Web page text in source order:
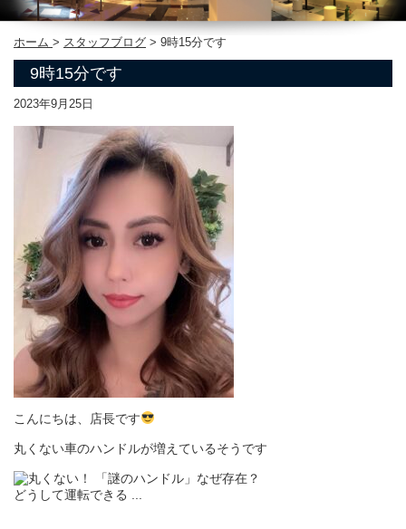
ホーム > スタッフブログ > 9時15分です
9時15分です
2023年9月25日
こんにちは、店長です
丸くない車のハンドルが増えているそうです